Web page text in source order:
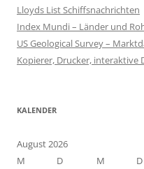
Lloyds List Schiffsnachrichten
Index Mundi – Länder und
US Geological Survey –
Kopierer, Drucker, interaktive
KALENDER
August 2026
M
D M D